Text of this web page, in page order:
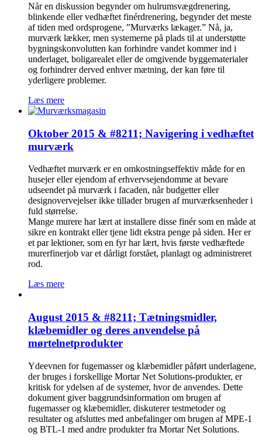
Når en diskussion begynder om hulrumsvægdrenering,
blinkende eller vedhæftet finérdrenering, begynder det meste
af tiden med ordsprogene, ”Murværks lækager.” Nå, ja,
murværk lækker, men systemerne på plads til at understøtte
bygningskonvolutten kan forhindre vandet kommer ind i
underlaget, boligarealet eller de omgivende byggematerialer
og forhindrer derved enhver mætning, der kan føre til
yderligere problemer.
Læs mere
Oktober 2015 & #8211; Navigering i vedhæftet
murværk
Vedhæftet murværk er en omkostningseffektiv måde for en
husejer eller ejendom af erhvervsejendomme at bevare
udseendet på murværk i facaden, når budgetter eller
designovervejelser ikke tillader brugen af murværksenheder i
fuld størrelse.
Mange murere har lært at installere disse finér som en måde at
sikre en kontrakt eller tjene lidt ekstra penge på siden. Her er
et par lektioner, som en fyr har lært, hvis første vedhæftede
murerfinerjob var et dårligt forstået, planlagt og administreret
rod.
Læs mere
August 2015 & #8211; Tætningsmidler,
klæbemidler og deres anvendelse på
mørtelnetprodukter
Ydeevnen for fugemasser og klæbemidler påført underlagene,
der bruges i forskellige Mortar Net Solutions-produkter, er
kritisk for ydelsen af de systemer, hvor de anvendes. Dette
dokument giver baggrundsinformation om brugen af
fugemasser og klæbemidler, diskuterer testmetoder og
resultater og afsluttes med anbefalinger om brugen af MPE-1
og BTL-1 med andre produkter fra Mortar Net Solutions.